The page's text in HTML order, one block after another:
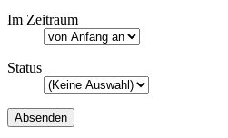
Im Zeitraum
Status